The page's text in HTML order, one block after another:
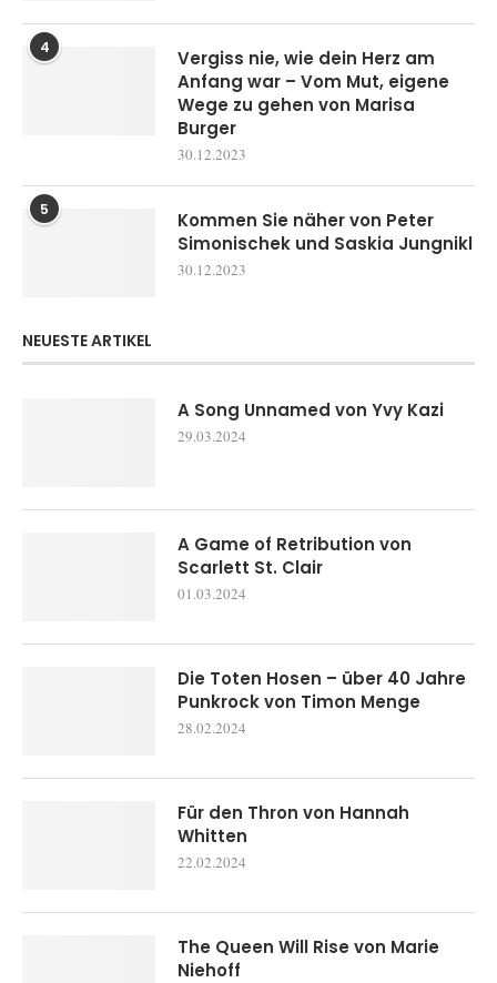
4
Vergiss nie, wie dein Herz am
Anfang war – Vom Mut, eigene
Wege zu gehen von Marisa
Burger
30.12.2023
5
Kommen Sie näher von Peter
Simonischek und Saskia Jungnikl
30.12.2023
NEUESTE ARTIKEL
A Song Unnamed von Yvy Kazi
29.03.2024
A Game of Retribution von
Scarlett St. Clair
01.03.2024
Die Toten Hosen – über 40 Jahre
Punkrock von Timon Menge
28.02.2024
Für den Thron von Hannah
Whitten
22.02.2024
The Queen Will Rise von Marie
Niehoff